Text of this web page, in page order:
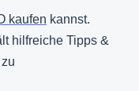
kaufen kannst.
hilfreiche Tipps &